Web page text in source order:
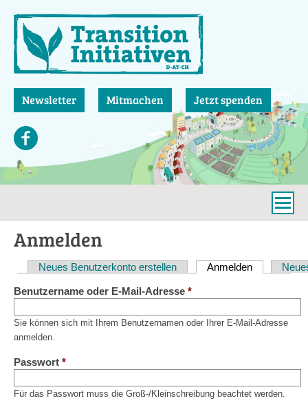
zum
Inhalt
Newsletter Mitmachen Jetzt spenden
Anmelden
Haupt-
Reiter
Neues Benutzerkonto erstellen Anmelden(aktiver
Benutzername oder E-Mail-Adresse *
Sie können sich mit Ihrem Benutzernamen oder Ihrer E-Mail-Adresse
anmelden.
Passwort *
Für das Passwort muss die Groß-/Kleinschreibung beachtet werden.